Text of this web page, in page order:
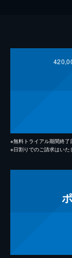
※無料トライアル期間終了
※日割りでのご請求はいた